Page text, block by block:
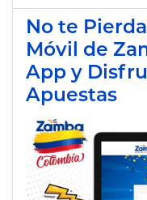
No te
Móvil de
App y
Apuestas